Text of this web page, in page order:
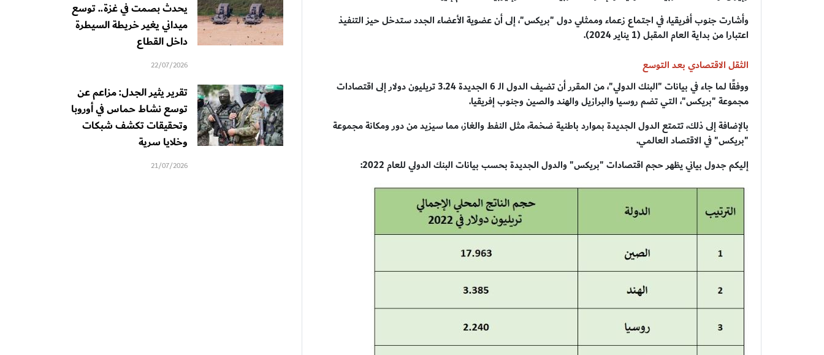
وأشارت جنوب أفريقيا، في اجتماع زعماء وممثلي دول "بريكس"، إلى أن عضوية الأعضاء الجدد ستدخل حيز التنفيذ
اعتبارا من بداية العام المقبل (1 يناير 2024).
الثقل الاقتصادي بعد التوسع
ووفقًا لما جاء في بيانات "البنك الدولي"، من المقرر أن تضيف الدول الـ 6 الجديدة 3.24 تريليون دولار إلى اقتصادات
مجموعة "بريكس"، التي تضم روسيا والبرازيل والهند والصين وجنوب إفريقيا.
بالإضافة إلى ذلك، تتمتع الدول الجديدة بموارد باطنية ضخمة، مثل النفط والغاز، مما سيزيد من دور ومكانة مجموعة
"بريكس" في الاقتصاد العالمي.
إليكم جدول بياني يظهر حجم اقتصادات "بريكس" والدول الجديدة بحسب بيانات البنك الدولي للعام 2022:
يحدث بصمت في غزة.. توسع
ميداني يغير خريطة السيطرة
داخل القطاع
22/07/2026
تقرير يثير الجدل: مزاعم عن
توسع نشاط حماس في أوروبا
وتحقيقات تكشف شبكات
وخلايا سرية
21/07/2026